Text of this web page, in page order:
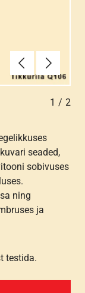
Eelmine
1 / 2
seaded,
sobivuses
ning
ja
testida.